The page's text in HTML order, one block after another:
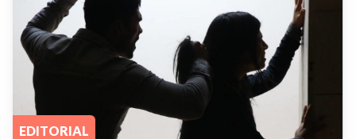
EDITORIAL